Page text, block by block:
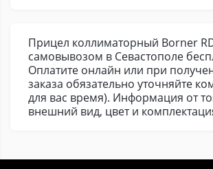
Прицел коллиматорный Borner
самовывозом в Севастополе
Оплатите онлайн или при
заказа обязательно уточняйте
для вас время). Информация от
внешний вид, цвет и